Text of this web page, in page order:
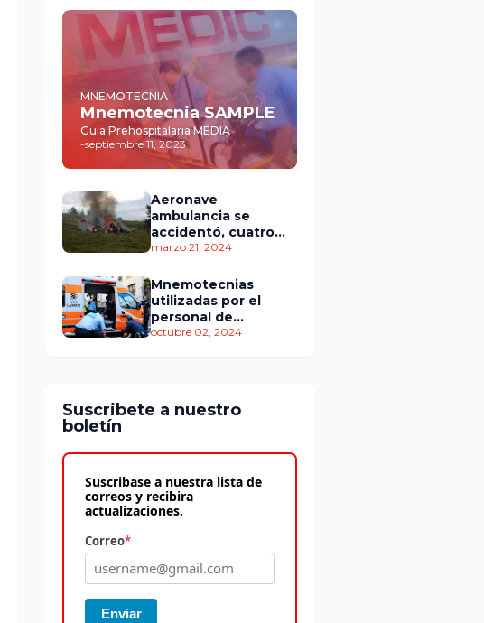
MNEMOTECNIA
Mnemotecnia SAMPLE
Guía Prehospitalaria MEDIA
-septiembre 11, 2023
Aeronave
ambulancia se
accidentó, cuatro
personas murieron
marzo 21, 2024
Mnemotecnias
utilizadas por el
personal de
atención
octubre 02, 2024
Suscribete a nuestro
boletín
Suscribase a nuestra lista de
correos y recibira
actualizaciones.
Correo*
Enviar